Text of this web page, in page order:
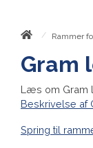
/ Rammer
Gram
Læs om Gram
Beskrivelse af
Spring til